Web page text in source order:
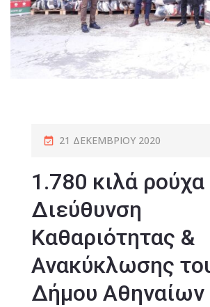
21 ΔΕΚΕΜΒΡΊΟΥ 2020
1.780 κιλά
Διεύθυνση
Καθαριότητας &
Ανακύκλωσης
Δήμου Αθηναίων